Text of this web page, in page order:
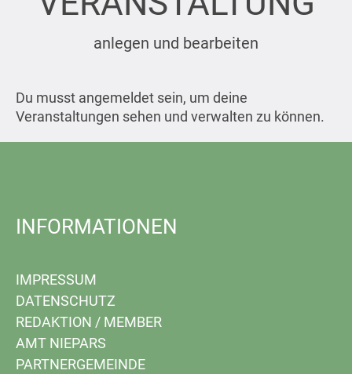
anlegen und bearbeiten
Du musst angemeldet sein, um deine
Veranstaltungen sehen und verwalten zu können.
INFORMATIONEN
IMPRESSUM
DATENSCHUTZ
REDAKTION / MEMBER
AMT NIEPARS
PARTNERGEMEINDE